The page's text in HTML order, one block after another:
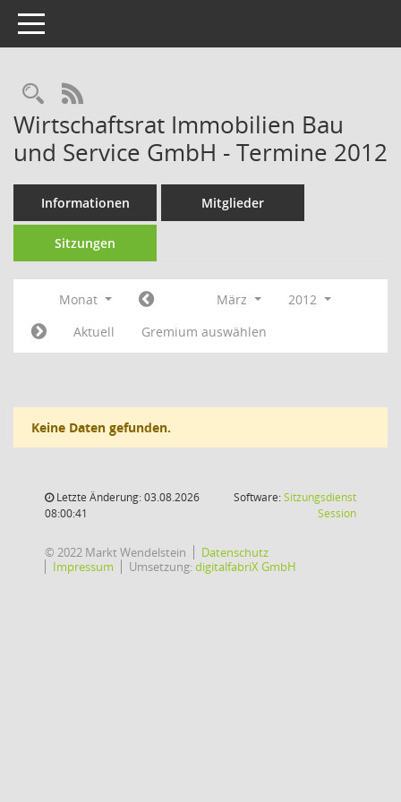
Toggle navigation
Rechercheauswahl
RSS-Feed
Wirtschaftsrat Immobilien Bau
und Service GmbH - Termine 2012
Informationen Mitglieder
Sitzungen
Monat März
2012
Aktuell
Gremium auswählen
Keine Daten gefunden.
Letzte Änderung: 03.08.2026
08:00:41
Software:Sitzungsdienst
Session(Wird in
© 2022 Markt Wendelstein
Datenschutz
Impressum
Umsetzung:digitalfabriX GmbH